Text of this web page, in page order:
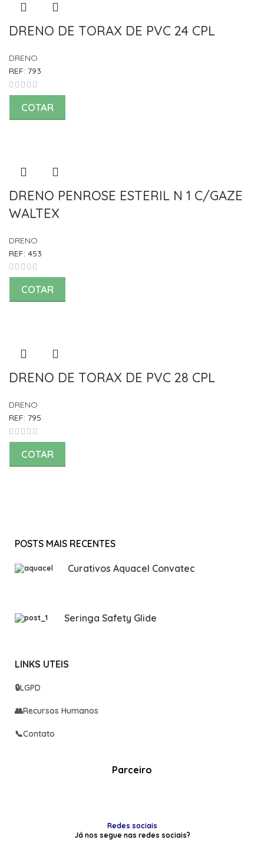
DRENO DE TORAX DE PVC 24 CPL
DRENO
REF: 793
COTAR
DRENO PENROSE ESTERIL N 1 C/GAZE
WALTEX
DRENO
REF: 453
COTAR
DRENO DE TORAX DE PVC 28 CPL
DRENO
REF: 795
COTAR
POSTS MAIS RECENTES
Curativos Aquacel Convatec
Seringa Safety Glide
LINKS UTEIS
🔒LGPD
👥Recursos Humanos
📞Contato
Parceiro
Redes sociais
Já nos segue nas redes sociais?